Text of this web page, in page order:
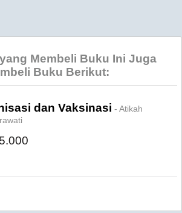
Membeli Buku Ini Juga
Buku Berikut:
dan Vaksinasi - Atikah